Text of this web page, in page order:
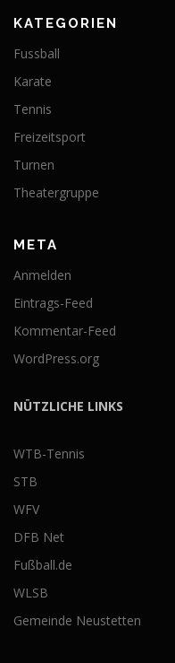
KATEGORIEN
Fussball
Karate
Tennis
Freizeitsport
Turnen
Theatergruppe
META
Anmelden
Eintrags-Feed
Kommentar-Feed
WordPress.org
NÜTZLICHE LINKS
WTB-Tennis
STB
WFV
DFB Net
Fußball.de
WLSB
Gemeinde Neustetten